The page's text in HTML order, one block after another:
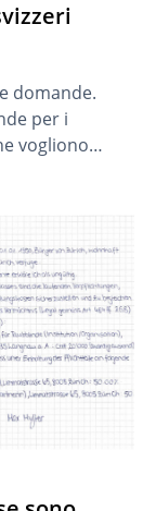
domande.
per i
vogliono
la legge
gli